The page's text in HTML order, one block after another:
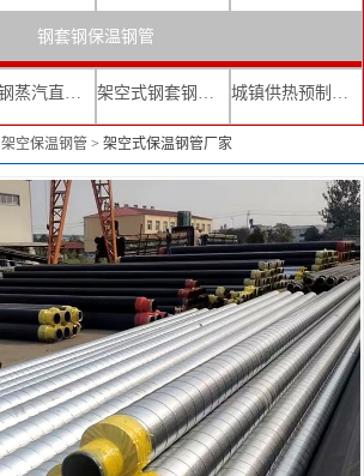
钢套钢保温钢管
钢套钢蒸汽直埋保温管厂家 架空式钢套钢保温管 城镇供热预制直埋蒸汽保温管
架空保温钢管 > 架空式保温钢管厂家